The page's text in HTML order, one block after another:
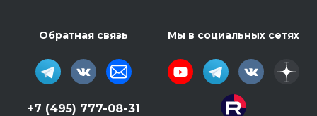
Обратная связь
+7 (495) 777-08-31
Мы в социальных сетях